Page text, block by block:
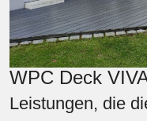
WPC Deck
Leistungen, die